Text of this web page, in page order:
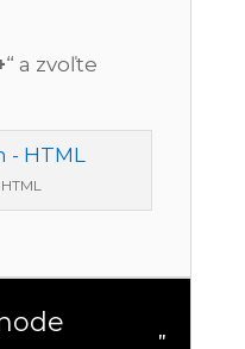
“ a zvoľte